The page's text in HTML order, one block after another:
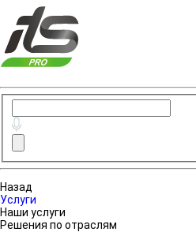
Назад
Услуги
Наши услуги
Решения по отраслям